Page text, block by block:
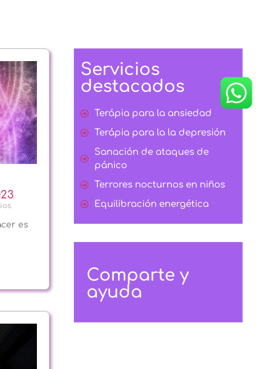
es
Servicios
destacados
Terápia para la ansiedad
Terápia para la la depresión
Sanación de ataques de
pánico
Terrores nocturnos en niños
Equilibración energética
Comparte y
ayuda